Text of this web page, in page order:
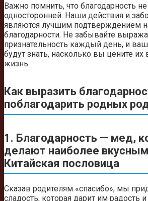
Важно помнить, что благодарность
односторонней. Наши действия и
являются лучшим подтверждением
благодарности. Не забывайте
признательность каждый день, и
будут знать, насколько вы цените
жизнь.
Как выразить
поблагодарить родных
1. Благодарность — мед,
делают наиболее
Китайская пословица
Сказав родителям «спасибо», мы
сладость, которая дарит им радость и